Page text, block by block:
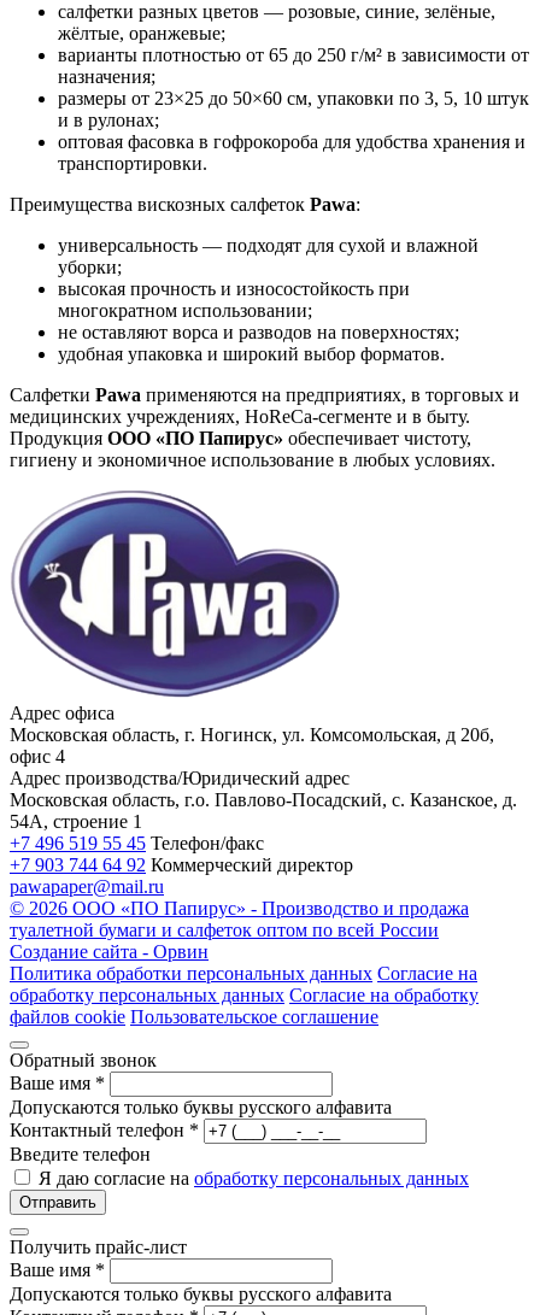
салфетки разных цветов — розовые, синие, зелёные,
жёлтые, оранжевые;
варианты плотностью от 65 до 250 г/м² в зависимости от
назначения;
размеры от 23×25 до 50×60 см, упаковки по 3, 5, 10 штук
и в рулонах;
оптовая фасовка в гофрокороба для удобства хранения и
транспортировки.
Преимущества вискозных салфеток Pawa:
универсальность — подходят для сухой и влажной
уборки;
высокая прочность и износостойкость при
многократном использовании;
не оставляют ворса и разводов на поверхностях;
удобная упаковка и широкий выбор форматов.
Салфетки Pawa применяются на предприятиях, в торговых и
медицинских учреждениях, HoReCa-сегменте и в быту.
Продукция ООО «ПО Папирус» обеспечивает чистоту,
гигиену и экономичное использование в любых условиях.
Адрес офиса
Московская область, г. Ногинск, ул. Комсомольская, д 20б,
офис 4
Адрес производства/Юридический адрес
Московская область, г.о. Павлово-Посадский, с. Казанское, д.
54А, строение 1
+7 496 519 55 45 Телефон/факс
+7 903 744 64 92 Коммерческий директор
pawapaper@mail.ru
© 2026 ООО «ПО Папирус» - Производство и продажа
туалетной бумаги и салфеток оптом по всей России
Создание сайта - Орвин
Политика обработки персональных данных Согласие на
обработку персональных данных Согласие на обработку
файлов cookie Пользовательское соглашение
Обратный звонок
Ваше имя *
Допускаются только буквы русского алфавита
Контактный телефон *
Введите телефон
Я даю согласие на обработку персональных данных
Отправить
Получить прайс-лист
Ваше имя *
Допускаются только буквы русского алфавита